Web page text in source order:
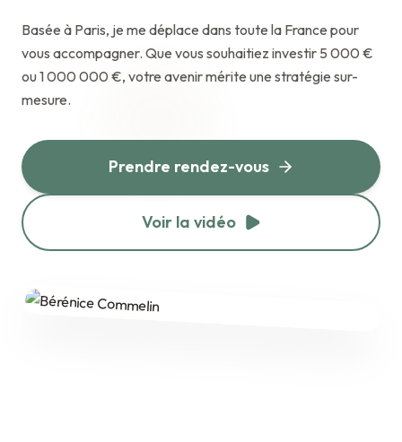
Basée à Paris, je me déplace dans toute la France pour
vous accompagner. Que vous souhaitiez investir 5 000 €
ou 1 000 000 €, votre avenir mérite une stratégie sur-
mesure.
Prendre rendez-vous
Voir la vidéo